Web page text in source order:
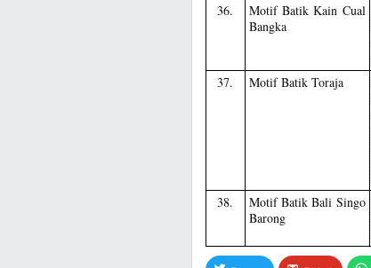
36.
Motif Batik Kain Cual
Bangka
37.
Motif Batik Toraja
38.
Motif Batik Bali Singo
Barong